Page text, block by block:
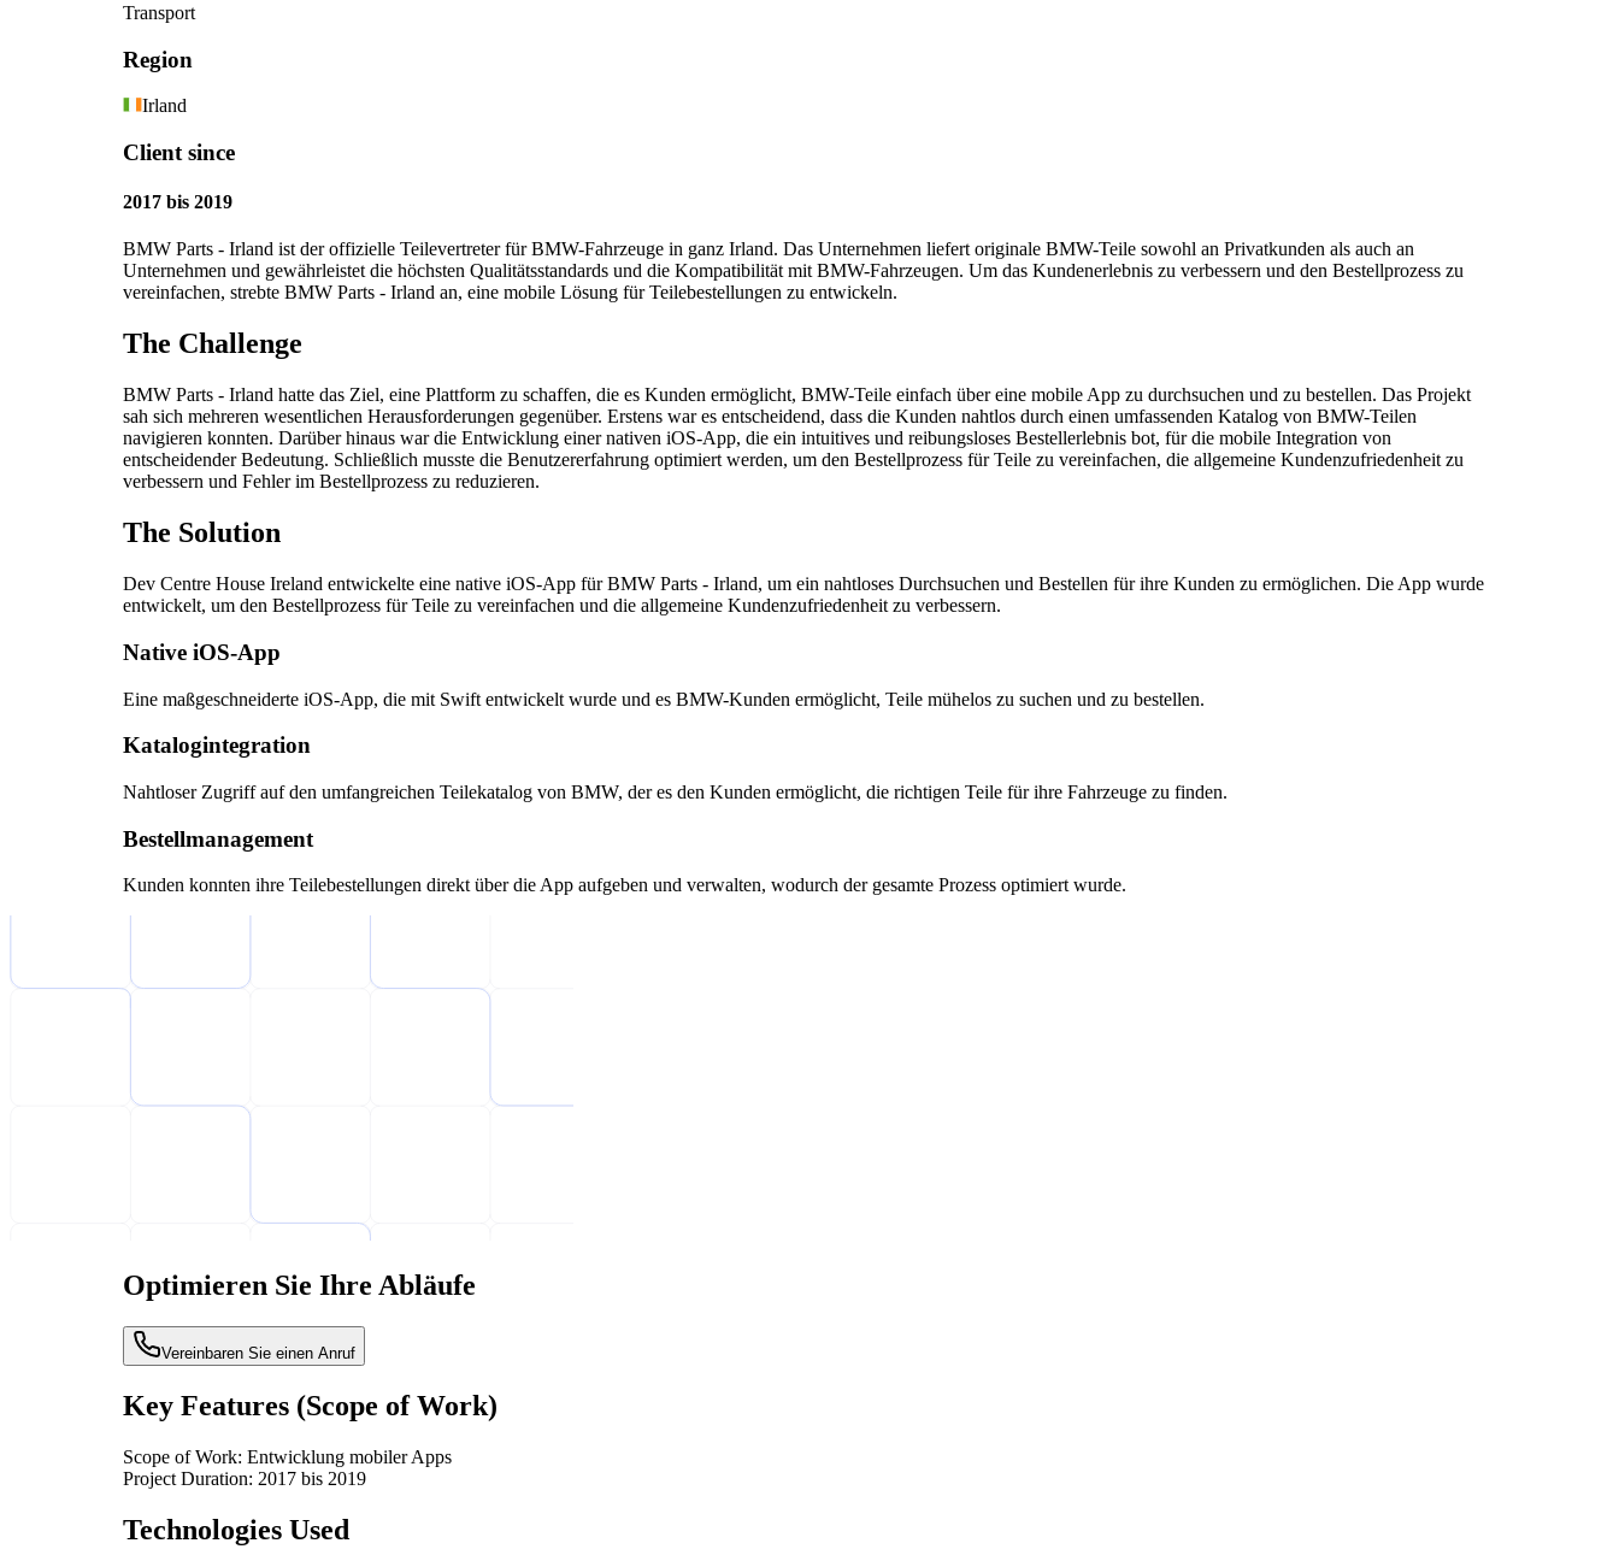
Transport
Region
Irland
Client since
2017 bis 2019
BMW Parts - Irland ist der offizielle Teilevertreter für BMW-Fahrzeuge in ganz Irland. Das Unternehmen liefert originale BMW-Teile sowohl an Privatkunden als auch an
Unternehmen und gewährleistet die höchsten Qualitätsstandards und die Kompatibilität mit BMW-Fahrzeugen. Um das Kundenerlebnis zu verbessern und den Bestellprozess zu
vereinfachen, strebte BMW Parts - Irland an, eine mobile Lösung für Teilebestellungen zu entwickeln.
The Challenge
BMW Parts - Irland hatte das Ziel, eine Plattform zu schaffen, die es Kunden ermöglicht, BMW-Teile einfach über eine mobile App zu durchsuchen und zu bestellen. Das Projekt
sah sich mehreren wesentlichen Herausforderungen gegenüber. Erstens war es entscheidend, dass die Kunden nahtlos durch einen umfassenden Katalog von BMW-Teilen
navigieren konnten. Darüber hinaus war die Entwicklung einer nativen iOS-App, die ein intuitives und reibungsloses Bestellerlebnis bot, für die mobile Integration von
entscheidender Bedeutung. Schließlich musste die Benutzererfahrung optimiert werden, um den Bestellprozess für Teile zu vereinfachen, die allgemeine Kundenzufriedenheit zu
verbessern und Fehler im Bestellprozess zu reduzieren.
The Solution
Dev Centre House Ireland entwickelte eine native iOS-App für BMW Parts - Irland, um ein nahtloses Durchsuchen und Bestellen für ihre Kunden zu ermöglichen. Die App wurde
entwickelt, um den Bestellprozess für Teile zu vereinfachen und die allgemeine Kundenzufriedenheit zu verbessern.
Native iOS-App
Eine maßgeschneiderte iOS-App, die mit Swift entwickelt wurde und es BMW-Kunden ermöglicht, Teile mühelos zu suchen und zu bestellen.
Katalogintegration
Nahtloser Zugriff auf den umfangreichen Teilekatalog von BMW, der es den Kunden ermöglicht, die richtigen Teile für ihre Fahrzeuge zu finden.
Bestellmanagement
Kunden konnten ihre Teilebestellungen direkt über die App aufgeben und verwalten, wodurch der gesamte Prozess optimiert wurde.
Optimieren Sie Ihre Abläufe
Vereinbaren Sie einen Anruf
Key Features (Scope of Work)
Scope of Work: Entwicklung mobiler Apps
Project Duration: 2017 bis 2019
Technologies Used